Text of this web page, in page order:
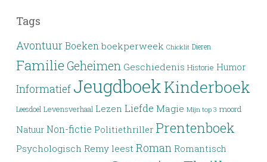
Tags
Avontuur Boeken boekperweek Chicklit Dieren
Familie Geheimen Geschiedenis Historie Humor
Informatief JeugdboekKinderboek
Leesdoel Levensverhaal Lezen Liefde Magie Mijn top 3 moord
Natuur Non-fictie Politiethriller Prentenboek
Psychologisch Remy leest Roman Romantisch